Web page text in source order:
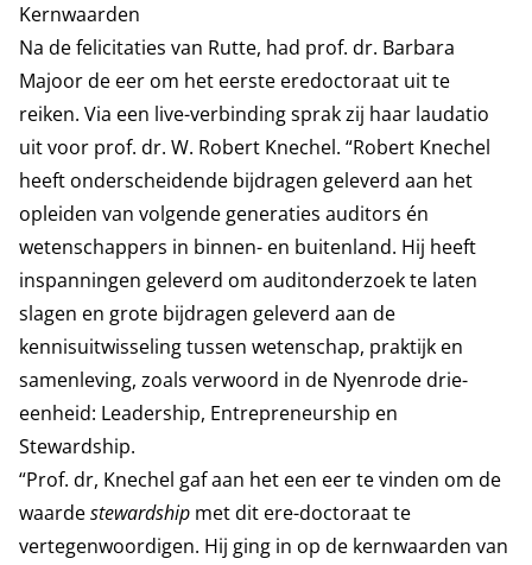
Kernwaarden
Na de felicitaties van Rutte, had prof. dr. Barbara
Majoor de eer om het eerste eredoctoraat uit te
reiken. Via een live-verbinding sprak zij haar laudatio
uit voor prof. dr. W. Robert Knechel. “Robert Knechel
heeft onderscheidende bijdragen geleverd aan het
opleiden van volgende generaties auditors én
wetenschappers in binnen- en buitenland. Hij heeft
inspanningen geleverd om auditonderzoek te laten
slagen en grote bijdragen geleverd aan de
kennisuitwisseling tussen wetenschap, praktijk en
samenleving, zoals verwoord in de Nyenrode drie-
eenheid: Leadership, Entrepreneurship en
Stewardship.
“Prof. dr, Knechel gaf aan het een eer te vinden om de
waardestewardship met dit ere-doctoraat te
vertegenwoordigen. Hij ging in op de kernwaarden van